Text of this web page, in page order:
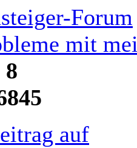
Forum
mit
8
auf